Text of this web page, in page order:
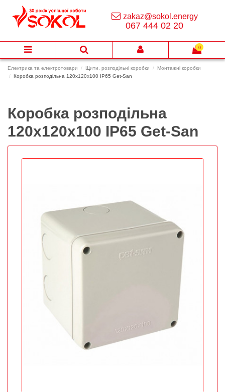
Електрика та електротовари Щити, розподільні коробки
Монтажні коробки
Коробка розподільна 120х120х100 IP65 Get-San
Коробка розподільна
120х120х100 IP65 Get-San
zakaz@sokol.energy
067 444 02 20
0